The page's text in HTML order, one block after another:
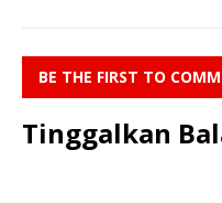
BE THE FIRST TO
Tinggalkan